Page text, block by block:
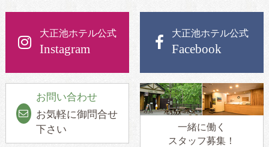
大正池ホテル公式
Instagram
大正池ホテル公式
Facebook
お問い合わせ
お気軽に御問合せ
下さい
一緒に働く
スタッフ募集！